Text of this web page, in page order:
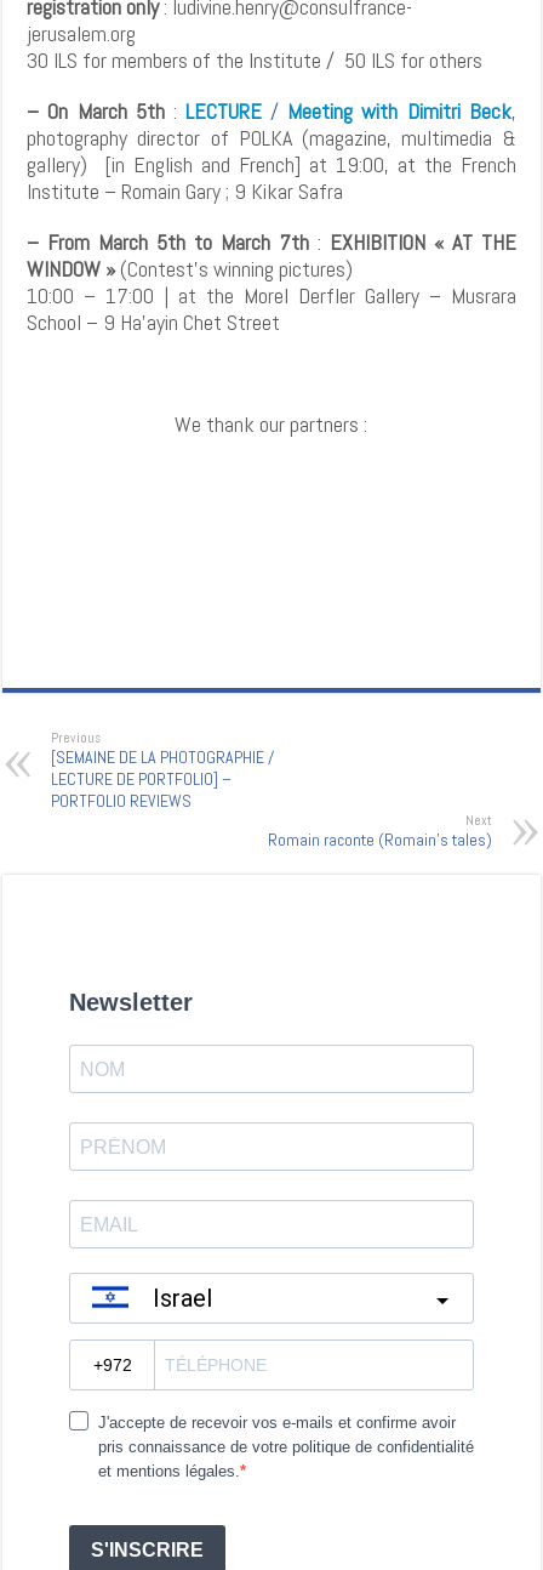
registration only: ludivine.henry@consulfrance-
jerusalem.org
30 ILS for members of the Institute / 50 ILS for others
– On March 5th : LECTURE / Meeting with Dimitri Beck,
photography director of POLKA (magazine, multimedia &
gallery) [in English and French] at 19:00, at the French
Institute – Romain Gary ; 9 Kikar Safra
– From March 5th to March 7th: EXHIBITION « AT THE
WINDOW »(Contest’s winning pictures)
10:00 – 17:00 | at the Morel Derfler Gallery – Musrara
School – 9 Ha’ayin Chet Street
We thank our partners :
Previous
[SEMAINE DE LA PHOTOGRAPHIE /
LECTURE DE PORTFOLIO] –
PORTFOLIO REVIEWS
Next
Romain raconte (Romain’s tales)